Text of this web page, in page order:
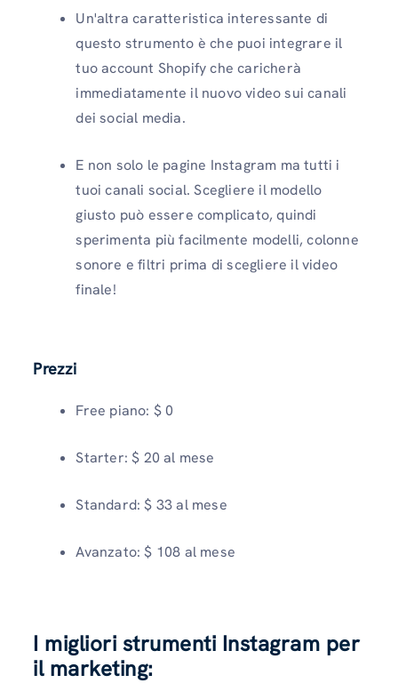
Un'altra caratteristica interessante di
questo strumento è che puoi integrare il
tuo account Shopify che caricherà
immediatamente il nuovo video sui canali
dei social media.
E non solo le pagine Instagram ma tutti i
tuoi canali social. Scegliere il modello
giusto può essere complicato, quindi
sperimenta più facilmente modelli, colonne
sonore e filtri prima di scegliere il video
finale!
Prezzi
Free piano: $ 0
Starter: $ 20 al mese
Standard: $ 33 al mese
Avanzato: $ 108 al mese
I migliori strumenti Instagram per
il marketing: